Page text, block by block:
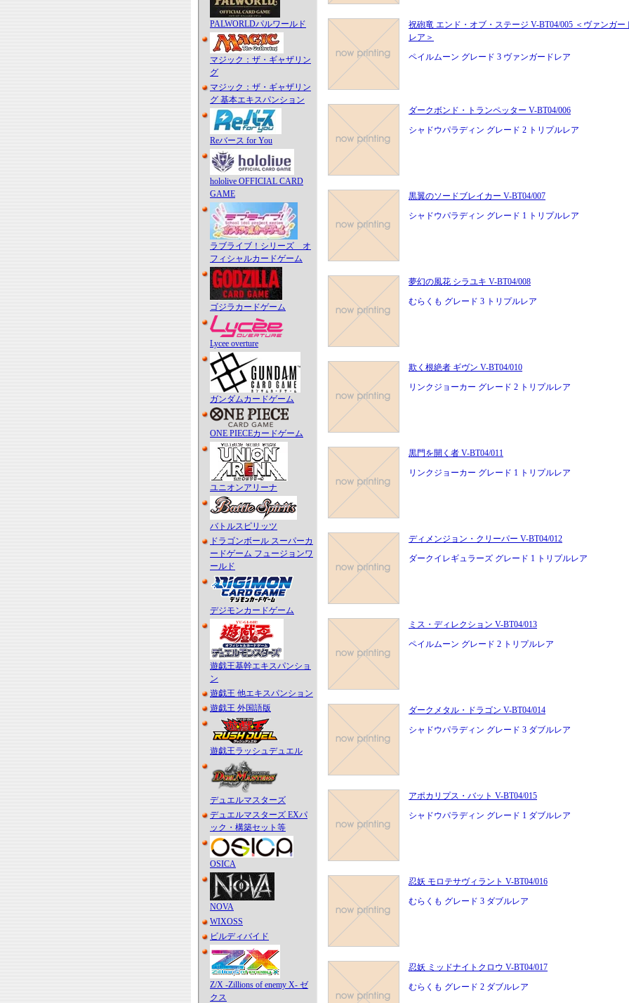
PALWORLDパルワールド
マジック：ザ・ギャザリン
グ
マジック：ザ・ギャザリン
グ 基本エキスパンション
Reバース for You
hololive OFFICIAL CARD
GAME
ラブライブ！シリーズ オ
フィシャルカードゲーム
ゴジラカードゲーム
Lycee overture
ガンダムカードゲーム
ONE PIECEカードゲーム
ユニオンアリーナ
バトルスピリッツ
ドラゴンボール スーパーカ
ードゲーム フュージョンワ
ールド
デジモンカードゲーム
遊戯王基幹エキスパンショ
ン
遊戯王 他エキスパンション
遊戯王 外国語版
遊戯王ラッシュデュエル
デュエルマスターズ
デュエルマスターズ EXパ
ック・構築セット等
OSICA
NOVA
WIXOSS
ビルディバイド
Z/X -Zillions of enemy X- ゼ
クス
祝砲竜 エンド・オブ・ステージ V-BT04/005 ＜ヴァンガー
レア＞
ペイルムーン グレード 3 ヴァンガードレア
ダークボンド・トランペッター V-BT04/006
シャドウパラディン グレード 2 トリプルレア
黒翼のソードブレイカー V-BT04/007
シャドウパラディン グレード 1 トリプルレア
夢幻の風花 シラユキ V-BT04/008
むらくも グレード 3 トリプルレア
欺く根絶者 ギヴン V-BT04/010
リンクジョーカー グレード 2 トリプルレア
黒門を開く者 V-BT04/011
リンクジョーカー グレード 1 トリプルレア
ディメンジョン・クリーパー V-BT04/012
ダークイレギュラーズ グレード 1 トリプルレア
ミス・ディレクション V-BT04/013
ペイルムーン グレード 2 トリプルレア
ダークメタル・ドラゴン V-BT04/014
シャドウパラディン グレード 3 ダブルレア
アポカリプス・バット V-BT04/015
シャドウパラディン グレード 1 ダブルレア
忍妖 モロテサヴィラント V-BT04/016
むらくも グレード 3 ダブルレア
忍妖 ミッドナイトクロウ V-BT04/017
むらくも グレード 2 ダブルレア